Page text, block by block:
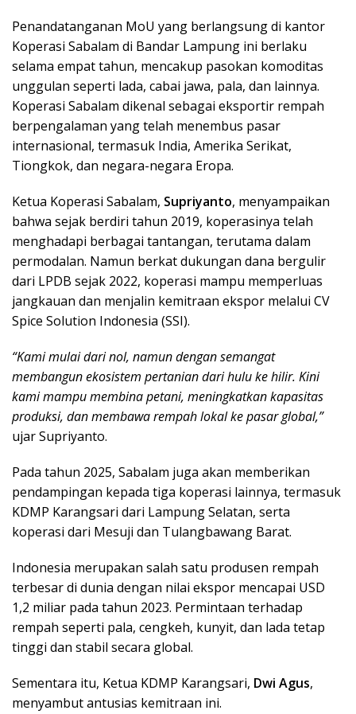
Penandatanganan MoU yang berlangsung di kantor
Koperasi Sabalam di Bandar Lampung ini berlaku
selama empat tahun, mencakup pasokan komoditas
unggulan seperti lada, cabai jawa, pala, dan lainnya.
Koperasi Sabalam dikenal sebagai eksportir rempah
berpengalaman yang telah menembus pasar
internasional, termasuk India, Amerika Serikat,
Tiongkok, dan negara-negara Eropa.
Ketua Koperasi Sabalam, Supriyanto, menyampaikan
bahwa sejak berdiri tahun 2019, koperasinya telah
menghadapi berbagai tantangan, terutama dalam
permodalan. Namun berkat dukungan dana bergulir
dari LPDB sejak 2022, koperasi mampu memperluas
jangkauan dan menjalin kemitraan ekspor melalui CV
Spice Solution Indonesia (SSI).
“Kami mulai dari nol, namun dengan semangat
membangun ekosistem pertanian dari hulu ke hilir. Kini
kami mampu membina petani, meningkatkan kapasitas
produksi, dan membawa rempah lokal ke pasar global,”
ujar Supriyanto.
Pada tahun 2025, Sabalam juga akan memberikan
pendampingan kepada tiga koperasi lainnya, termasuk
KDMP Karangsari dari Lampung Selatan, serta
koperasi dari Mesuji dan Tulangbawang Barat.
Indonesia merupakan salah satu produsen rempah
terbesar di dunia dengan nilai ekspor mencapai USD
1,2 miliar pada tahun 2023. Permintaan terhadap
rempah seperti pala, cengkeh, kunyit, dan lada tetap
tinggi dan stabil secara global.
Sementara itu, Ketua KDMP Karangsari, Dwi Agus,
menyambut antusias kemitraan ini.